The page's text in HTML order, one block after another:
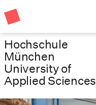
Hochschule
München
University of
Applied Sciences